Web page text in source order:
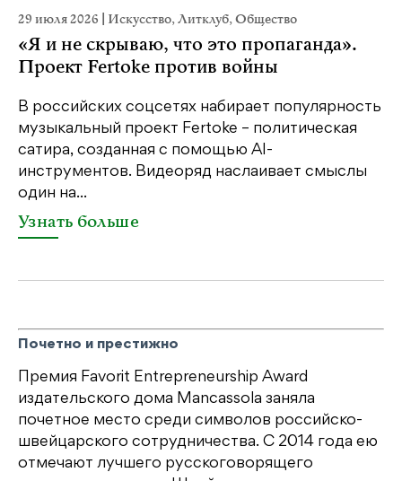
29 июля 2026 Искусство,Литклуб,Общество
«Я и не скрываю, что это пропаганда».
Проект Fertoke против войны
В российских соцсетях набирает популярность
музыкальный проект Fertoke – политическая
сатира, созданная с помощью AI-
инструментов. Видеоряд наслаивает смыслы
один на...
Узнать больше
Почетно и престижно
Премия Favorit Entrepreneurship Award
издательского дома Mancassola заняла
почетное место среди символов российско-
швейцарского сотрудничества. С 2014 года ею
отмечают лучшего русскоговорящего